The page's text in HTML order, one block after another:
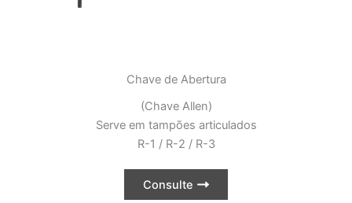
Chave de Abertura
(Chave Allen)
Serve em tampões articulados
R-1 / R-2 / R-3
Consulte